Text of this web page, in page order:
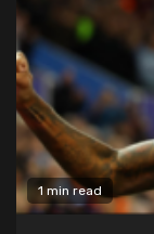
1 min read